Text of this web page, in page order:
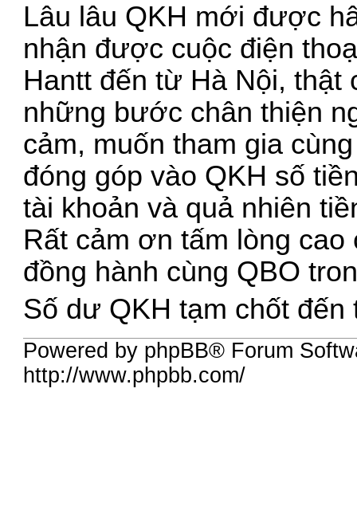
Lâu lâu QKH mới được
nhận được cuộc điện
Hantt đến từ Hà Nội, thật
những bước chân thiện
cảm, muốn tham gia
đóng góp vào QKH số
tài khoản và quả nhiên
Rất cảm ơn tấm lòng
đồng hành cùng QBO
Số dư QKH tạm chốt
Powered by phpBB® Forum
http://www.phpbb.com/